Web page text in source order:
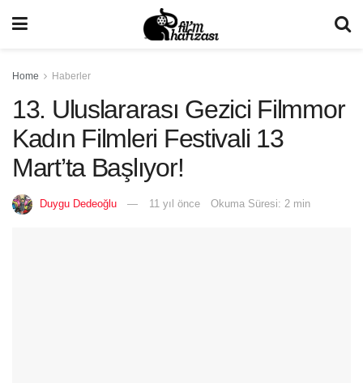
Home Haberler
13. Uluslararası Gezici Filmmor
Kadın Filmleri Festivali 13
Mart’ta Başlıyor!
Duygu Dedeoğlu 11 yıl önce Okuma Süresi: 2 min